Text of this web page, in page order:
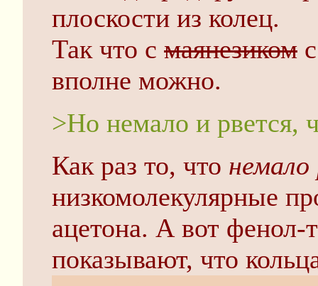
плоскости из колец.
Так что с маянезиком
вполне можно.
>Но немало и рвется,
Как раз то, что немало
низкомолекулярные
ацетона. А вот фенол-
показывают, что